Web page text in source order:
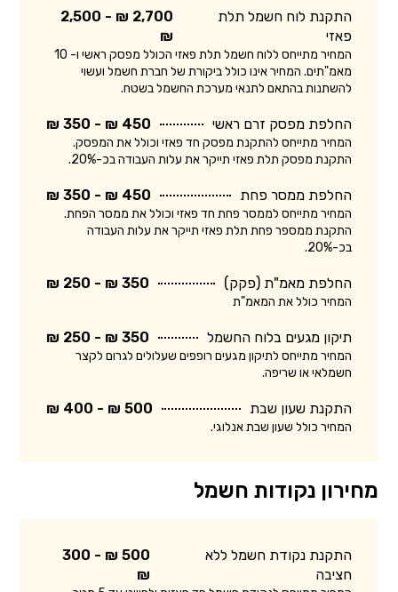
התקנת לוח חשמל תלת
פאזי
2,700 ₪ - 2,500
₪
המחיר מתייחס ללוח חשמל תלת פאזי הכולל מפסק ראשי ו- 10
מאמ"תים. המחיר אינו כולל ביקורת של חברת חשמל ועשוי
להשתנות בהתאם לתנאי מערכת החשמל בשטח.
החלפת מפסק זרם ראשי 450 ₪ - 350 ₪
המחיר מתייחס להתקנת מפסק חד פאזי וכולל את המפסק.
התקנת מפסק תלת פאזי תייקר את עלות העבודה בכ-20%.
החלפת ממסר פחת 450 ₪ - 350 ₪
המחיר מתייחס לממסר פחת חד פאזי וכולל את ממסר הפחת.
התקנת ממספר פחת תלת פאזי תייקר את עלות העבודה
בכ-20%.
החלפת מאמ"ת (פקק) 350 ₪ - 250 ₪
המחיר כולל את המאמ"ת
תיקון מגעים בלוח החשמל 350 ₪ - 250 ₪
המחיר מתייחס לתיקון מגעים רופפים שעלולים לגרום לקצר
חשמלאי או שריפה.
התקנת שעון שבת 500 ₪ - 400 ₪
המחיר כולל שעון שבת אנלוגי.
מחירון נקודות חשמל
התקנת נקודת חשמל ללא
חציבה
500 ₪ - 300
₪